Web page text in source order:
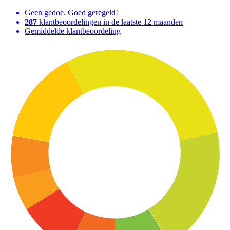
Geen gedoe. Goed geregeld!
287 klantbeoordelingen in de laatste 12 maanden
Gemiddelde klantbeoordeling